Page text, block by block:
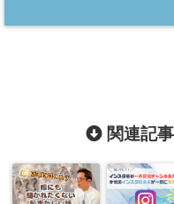
関連記